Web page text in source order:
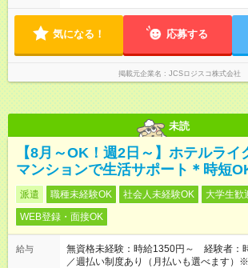
気になる！ 応募する
掲載元企業名 JCSロジスコ株式会社
未読
【8月～OK！週2日～】ホテルライ
マンションで生活サポート＊時短
派遣 職種未経験OK 社会人未経験OK 大学生歓
WEB登録・面接OK
給与
無資格未経験：時給1350円～ 経験者：
／週払い制度あり（月払いも選べます）